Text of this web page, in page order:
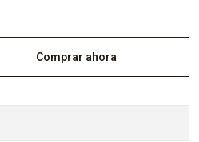
Comprar ahora